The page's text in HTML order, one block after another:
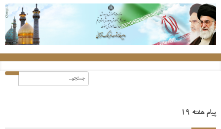
پیام هفته 19